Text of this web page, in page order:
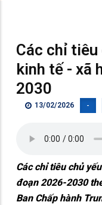
Các chỉ
kinh tế - xã
2030
13/02/2026 -
Các chỉ tiêu chủ
đoạn 2026-2030
Ban Chấp hành